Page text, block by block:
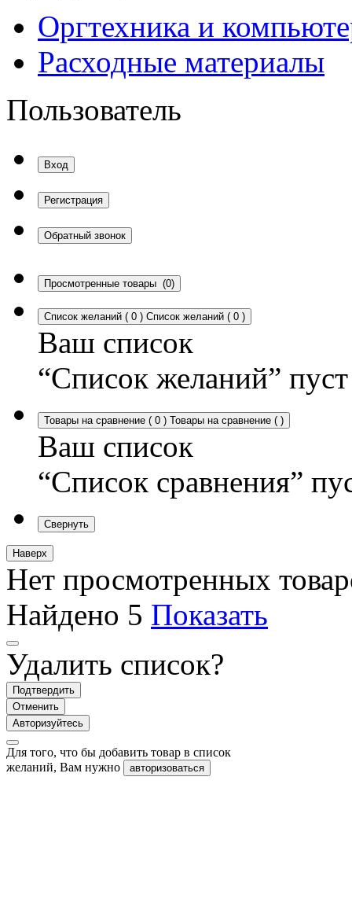
Оргтехника и
Расходные материалы
Пользователь
Вход
Регистрация
Обратный звонок
Просмотренные товары (0)
Список желаний ( 0 ) Список желаний ( 0 )
Ваш список
“Список желаний” пуст
Товары на сравнение ( 0 ) Товары на сравнение ( )
Ваш список
“Список сравнения”
Свернуть
Наверх
Нет просмотренных
Найдено 5 Показать
Удалить список?
Подтвердить
Отменить
Авторизуйтесь
Для того, что бы добавить товар в список
желаний, Вам нужно
авторизоваться